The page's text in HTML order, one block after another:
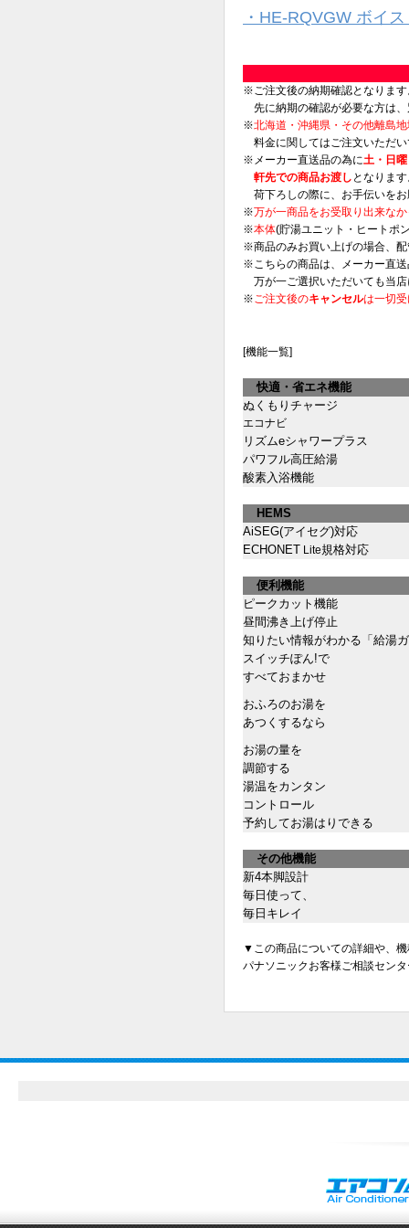
・HE-RQVGW ボイ
※ご注文後の納期確認となります
先に納期の確認が必要な方は
※北海道・沖縄県・その他離島
料金に関してはご注文いただ
※メーカー直送品の為に土・日
軒先での商品お渡し となりま
荷下ろしの際に、お手伝いを
※万が一商品をお受取り出来な
※本体(貯湯ユニット・ヒートポ
※商品のみお買い上げの場合、
※こちらの商品は、メーカー直
万が一ご選択いただいても当
※ご注文後のキャンセルは一切
[機能一覧]
快適・省エネ機能
ぬくもりチャージ
エコナビ
リズムeシャワープラス
パワフル高圧給湯
酸素入浴機能
HEMS
AiSEG(アイセグ)対応
ECHONET Lite規格対応
便利機能
ピークカット機能
昼間沸き上げ停止
知りたい情報がわかる「給湯
スイッチぽん!で
すべておまかせ
おふろのお湯を
あつくするなら
お湯の量を
調節する
湯温をカンタン
コントロール
予約してお湯はりできる
その他機能
新4本脚設計
毎日使って、
毎日キレイ
▼この商品についての詳細や、
パナソニックお客様ご相談セン